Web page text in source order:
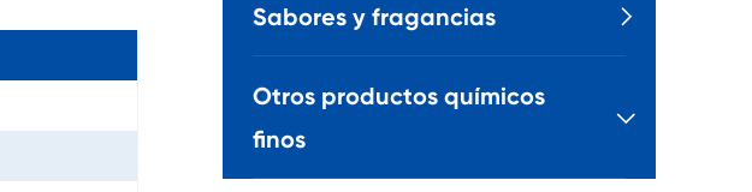
Sabores y fragancias 
Otros productos químicos
finos
